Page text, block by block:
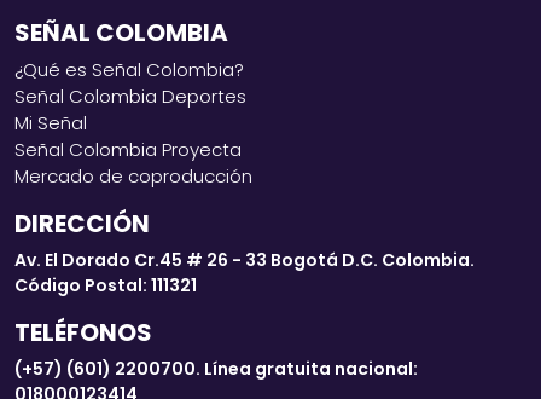
SEÑAL COLOMBIA
¿Qué es Señal Colombia?
Señal Colombia Deportes
Mi Señal
Señal Colombia Proyecta
Mercado de coproducción
DIRECCIÓN
Av. El Dorado Cr.45 # 26 - 33 Bogotá D.C. Colombia.
Código Postal: 111321
TELÉFONOS
(+57) (601) 2200700. Línea gratuita nacional:
018000123414